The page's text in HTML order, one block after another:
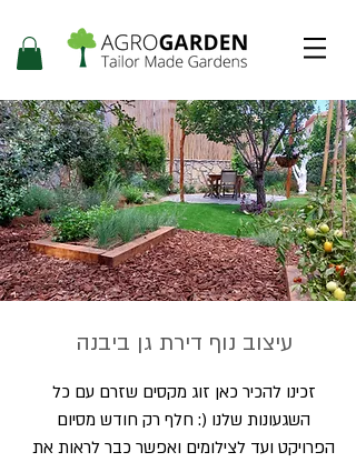
עיצוב נוף דירת גן ביבנה
זכינו להכיר כאן זוג מקסים שזרם עם כל
השגעונות שלנו (: חלף רק חודש מסיום
הפרויקט ועד לצילומים ואפשר כבר לראות את